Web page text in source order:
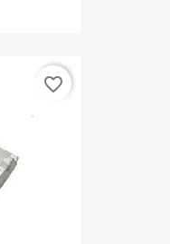
favorite_border